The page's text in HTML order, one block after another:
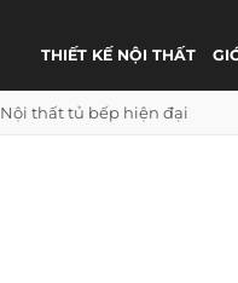
THIẾT KẾ NỘI THẤT
Nội thất tủ bếp hiện đại